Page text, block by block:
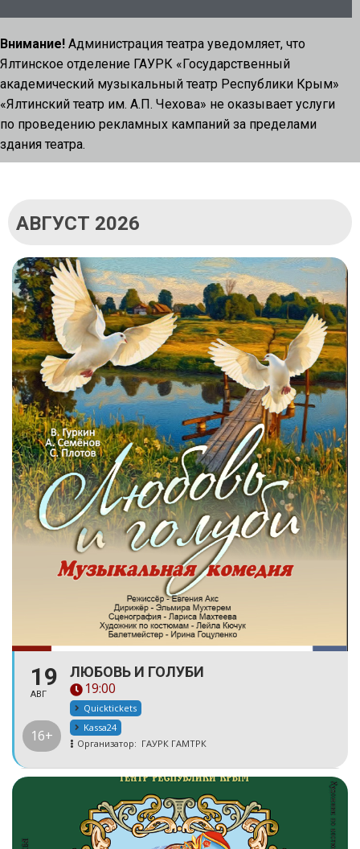
Внимание! Администрация театра уведомляет, что
Ялтинское отделение ГАУРК «Государственный
академический музыкальный театр Республики Крым»
«Ялтинский театр им. А.П. Чехова» не оказывает услуги
по проведению рекламных кампаний за пределами
здания театра.
АВГУСТ 2026
19
АВГ
ЛЮБОВЬ И ГОЛУБИ
16+
19:00
Quicktickets
Kassa24
Организатор: ГАУРК ГАМТРК